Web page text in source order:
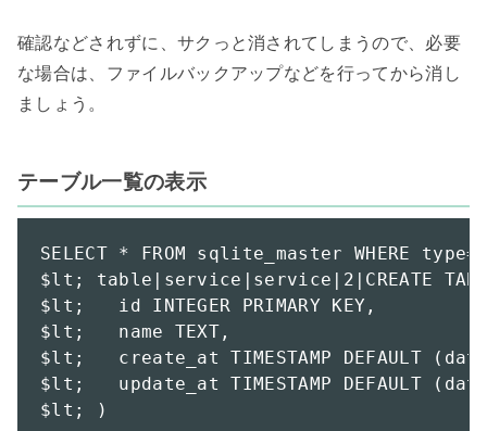
確認などされずに、サクっと消されてしまうので、必要
な場合は、ファイルバックアップなどを行ってから消し
ましょう。
テーブル一覧の表示
SELECT * FROM sqlite_master WHERE
$lt; table|service|service|2|CREATE
$lt;   id INTEGER PRIMARY KEY,
$lt;   name TEXT,
$lt;   create_at TIMESTAMP DEFAULT
$lt;   update_at TIMESTAMP DEFAULT
$lt; )